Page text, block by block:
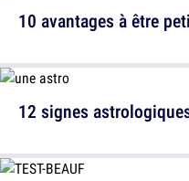
10 avantages à être
12 signes